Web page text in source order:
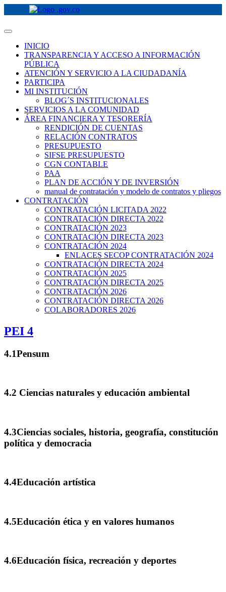
INICIO
TRANSPARENCIA Y ACCESO A INFORMACIÓN
PÚBLICA
ATENCIÓN Y SERVICIO A LA CIUDADANÍA
PARTICIPA
MI INSTITUCIÓN
BLOG´S INSTITUCIONALES
SERVICIOS A LA COMUNIDAD
ÁREA FINANCIERA Y TESORERÍA
RENDICIÓN DE CUENTAS
RELACIÓN CONTRATOS
PRESUPUESTO
SIFSE PRESUPUESTO
CGN CONTABLE
PAA
PLAN DE ACCIÓN Y DE INVERSIÓN
manual de contratación y modelo de contratos y pliegos
CONTRATACIÓN
CONTRATACIÓN LICITADA 2022
CONTRATACIÓN DIRECTA 2022
CONTRATACIÓN 2023
CONTRATACIÓN DIRECTA 2023
CONTRATACIÓN 2024
ENLACES SECOP CONTRATACIÓN 2024
CONTRATACIÓN DIRECTA 2024
CONTRATACIÓN 2025
CONTRATACIÓN DIRECTA 2025
CONTRATACIÓN 2026
CONTRATACIÓN DIRECTA 2026
COLABORADORES 2026
PEI 4
4.1Pensum
4.2 Ciencias naturales y educación ambiental
4.3Ciencias sociales, historia, geografía, constitución
política y democracia
4.4Educación artística
4.5Educación ética y en valores humanos
4.6Educación física, recreación y deportes